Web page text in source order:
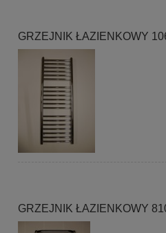
GRZEJNIK ŁAZIENKOWY
GRZEJNIK ŁAZIENKOWY